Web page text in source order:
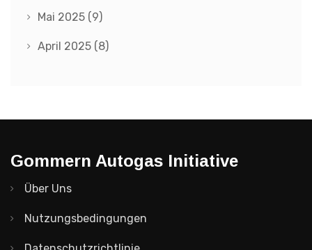
Mai 2025 (9)
April 2025 (8)
Gommern Autogas Initiative
Über Uns
Nutzungsbedingungen